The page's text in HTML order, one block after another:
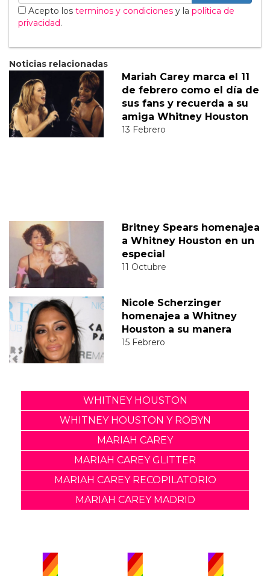
Acepto los terminos y condiciones y la política de
privacidad.
Noticias relacionadas
Mariah Carey marca el 11
de febrero como el día de
sus fans y recuerda a su
amiga Whitney Houston
13 Febrero
Britney Spears homenajea
a Whitney Houston en un
especial
11 Octubre
Nicole Scherzinger
homenajea a Whitney
Houston a su manera
15 Febrero
WHITNEY HOUSTON
WHITNEY HOUSTON Y ROBYN
MARIAH CAREY
MARIAH CAREY GLITTER
MARIAH CAREY RECOPILATORIO
MARIAH CAREY MADRID